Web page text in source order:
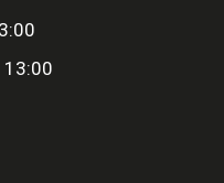
13:00